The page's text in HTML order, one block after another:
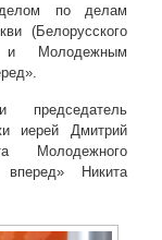
по делам
(Белорусского
и Молодежным
председатель
иерей Дмитрий
Молодежного
вперед» Никита